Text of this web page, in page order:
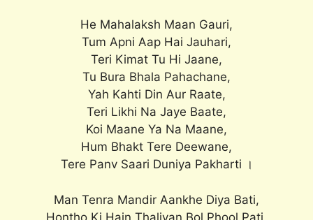
He Mahalaksh Maan Gauri,
Tum Apni Aap Hai Jauhari,
Teri Kimat Tu Hi Jaane,
Tu Bura Bhala Pahachane,
Yah Kahti Din Aur Raate,
Teri Likhi Na Jaye Baate,
Koi Maane Ya Na Maane,
Hum Bhakt Tere Deewane,
Tere Panv Saari Duniya Pakharti ।
Man Tenra Mandir Aankhe Diya Bati,
Hontho Ki Hain Thaliyan Bol Phool Pati,